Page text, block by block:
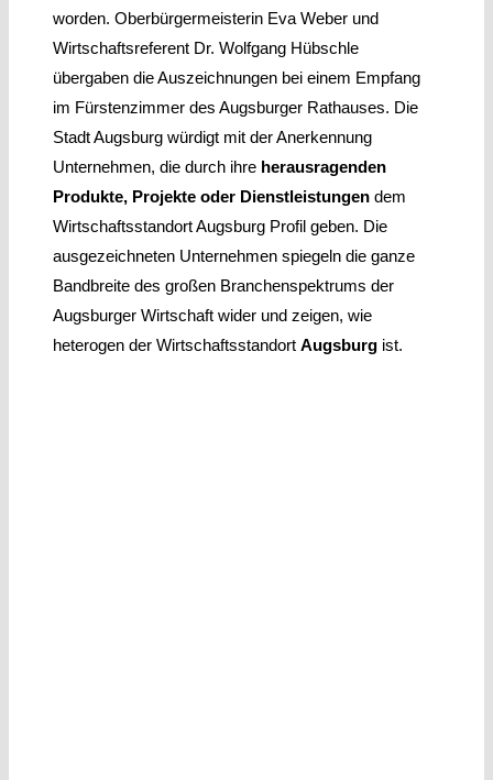
worden. Oberbürgermeisterin Eva Weber und
Wirtschaftsreferent Dr. Wolfgang Hübschle
übergaben die Auszeichnungen bei einem Empfang
im Fürstenzimmer des Augsburger Rathauses. Die
Stadt Augsburg würdigt mit der Anerkennung
Unternehmen, die durch ihre herausragenden
Produkte, Projekte oder Dienstleistungendem
Wirtschaftsstandort Augsburg Profil geben. Die
ausgezeichneten Unternehmen spiegeln die ganze
Bandbreite des großen Branchenspektrums der
Augsburger Wirtschaft wider und zeigen, wie
heterogen der Wirtschaftsstandort Augsburgist.